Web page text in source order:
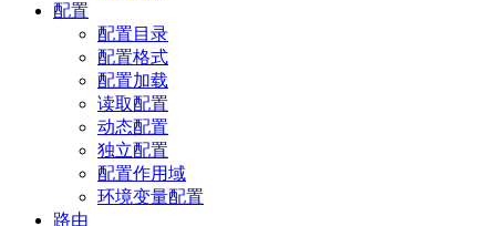
配置
配置目录
配置格式
配置加载
读取配置
动态配置
独立配置
配置作用域
环境变量配置
路由